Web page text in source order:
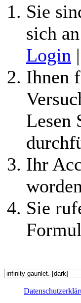
Sie
sich
Login |
Ihnen
Lesen
Ihr
Sie